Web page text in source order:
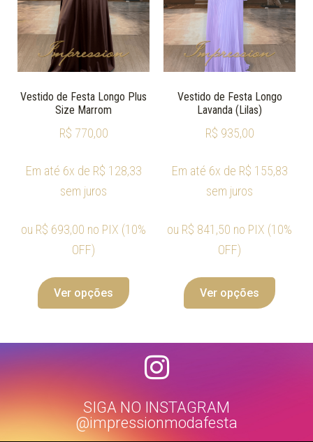
Vestido de Festa Longo Plus
Size Marrom
R$ 770,00
Em até 6x de R$ 128,33
sem juros
ou R$ 693,00 no PIX (10%
OFF)
Ver opções
Vestido de Festa Longo
Lavanda (Lilas)
R$ 935,00
Em até 6x de R$ 155,83
sem juros
ou R$ 841,50 no PIX (10%
OFF)
Ver opções
SIGA NO INSTAGRAM
@impressionmodafesta